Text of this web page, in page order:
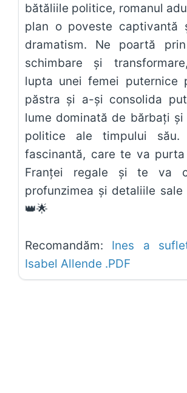
bătăliile politice, romanul
plan o poveste captivantă
dramatism. Ne poartă
schimbare și
lupta unei femei puternice
păstra și a-și consolida
lume dominată de bărbați
politice ale timpului său.
fascinantă, care te va
Franței regale și te va
profunzimea și detaliile sale
👑🌟
Recomandăm: Ines a
Isabel Allende .PDF